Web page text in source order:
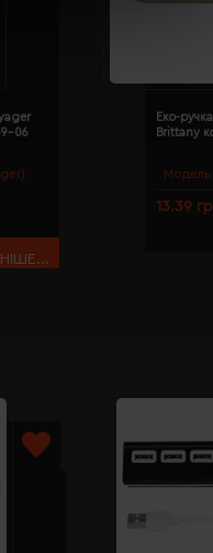
06
Модель:
Еко-
Brittany
13.39